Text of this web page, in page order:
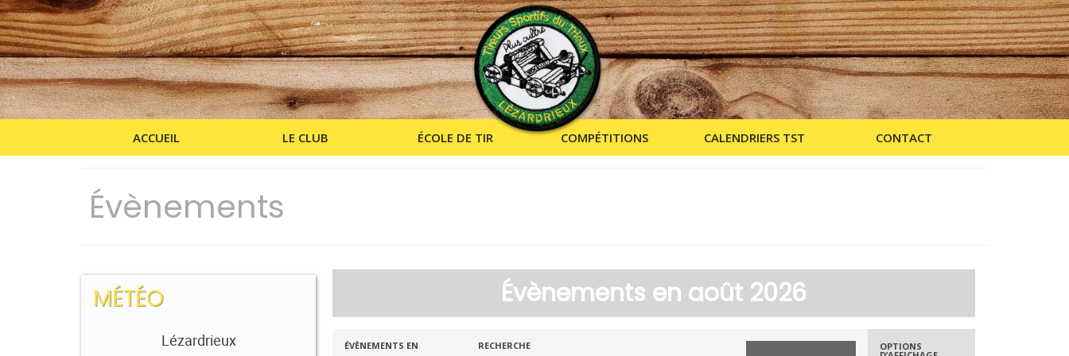
ACCUEIL LE CLUB ÉCOLE DE TIR COMPÉTITIONS CALENDRIERS TST CONTACT
Évènements
Évènements en août 2026
Recherche
Rechercher
ÉVÈNEMENTS EN RECHERCHE OPTIONS
MÉTÉO
Lézardrieux